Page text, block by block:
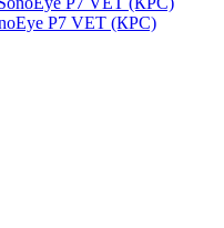
P7 VET (КРС)